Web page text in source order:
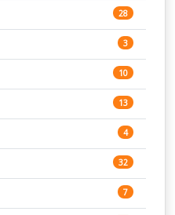
7
4
133
146
231
134
2
28
3
10
13
4
32
7